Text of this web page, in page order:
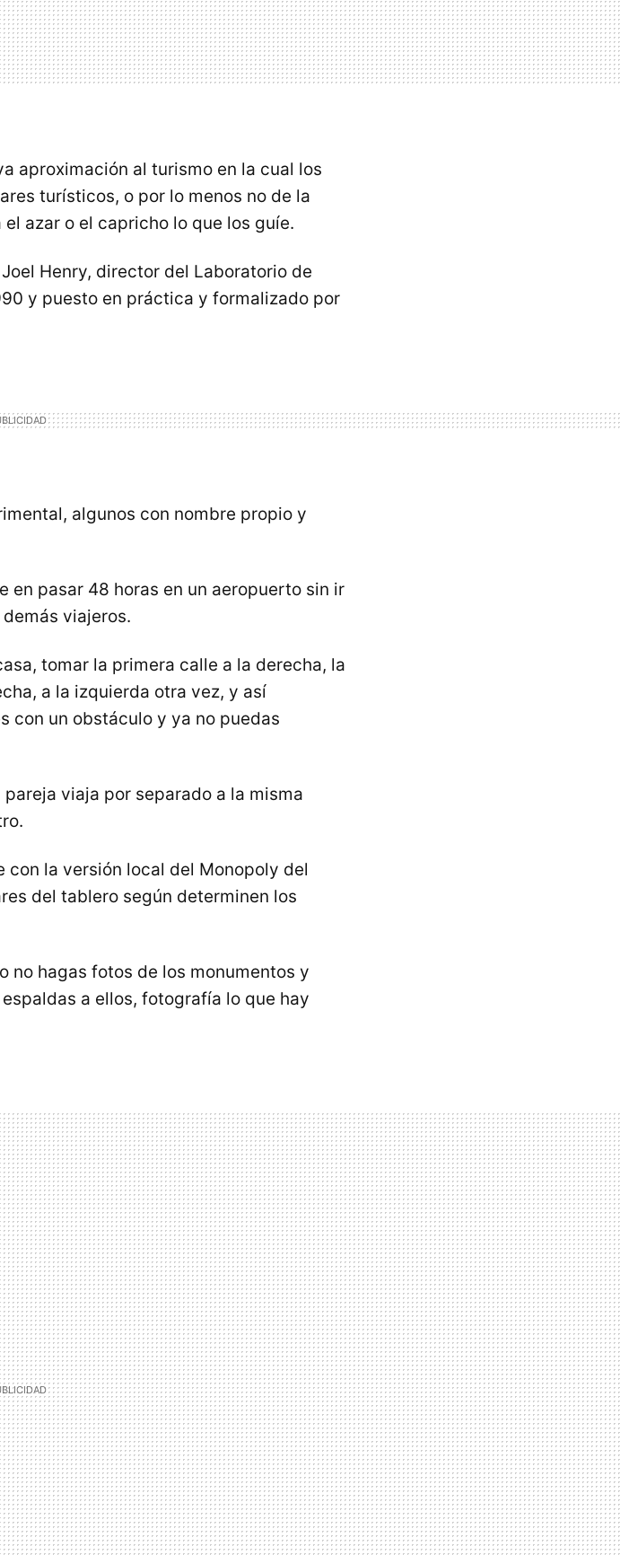
aproximación al turismo en la cual los
turísticos, o por lo menos no de la
azar o el capricho lo que los guíe.
Henry, director del Laboratorio de
y puesto en práctica y formalizado por
algunos con nombre propio y
en pasar 48 horas en un aeropuerto sin ir
viajeros.
tomar la primera calle a la derecha, la
a la izquierda otra vez, y así
con un obstáculo y ya no puedas
pareja viaja por separado a la misma
con la versión local del Monopoly del
del tablero según determinen los
no hagas fotos de los monumentos y
a ellos, fotografía lo que hay